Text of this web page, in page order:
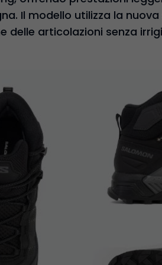
Il modello utilizza la
delle articolazioni senza